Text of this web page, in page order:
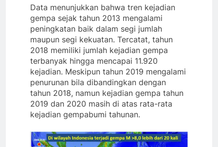
Data menunjukkan bahwa tren kejadian
gempa sejak tahun 2013 mengalami
peningkatan baik dalam segi jumlah
maupun segi kekuatan. Tercatat, tahun
2018 memiliki jumlah kejadian gempa
terbanyak hingga mencapai 11.920
kejadian. Meskipun tahun 2019 mengalami
penurunan bila dibandingkan dengan
tahun 2018, namun kejadian gempa tahun
2019 dan 2020 masih di atas rata-rata
kejadian gempabumi tahunan.